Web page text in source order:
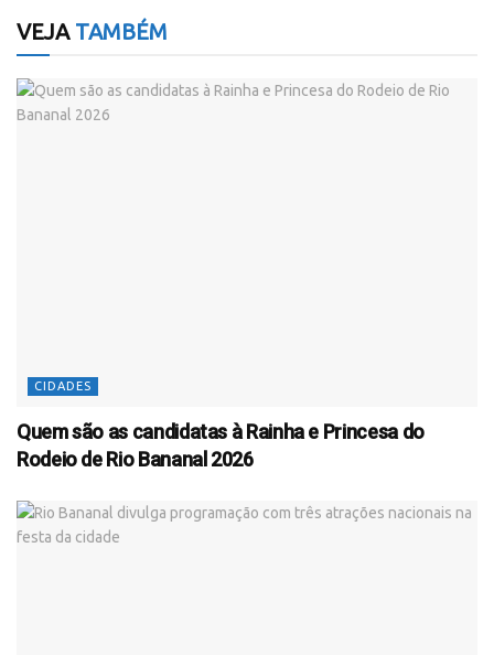
VEJATAMBÉM
CIDADES
Quem são as candidatas à Rainha e Princesa do
Rodeio de Rio Bananal 2026